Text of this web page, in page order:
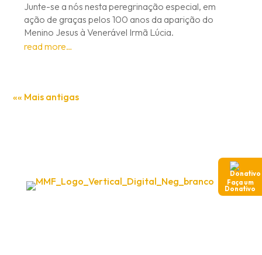
Junte-se a nós nesta peregrinação especial, em
ação de graças pelos 100 anos da aparição do
Menino Jesus à Venerável Irmã Lúcia.
read more…
«« Mais antigas
Faça um
Donativo